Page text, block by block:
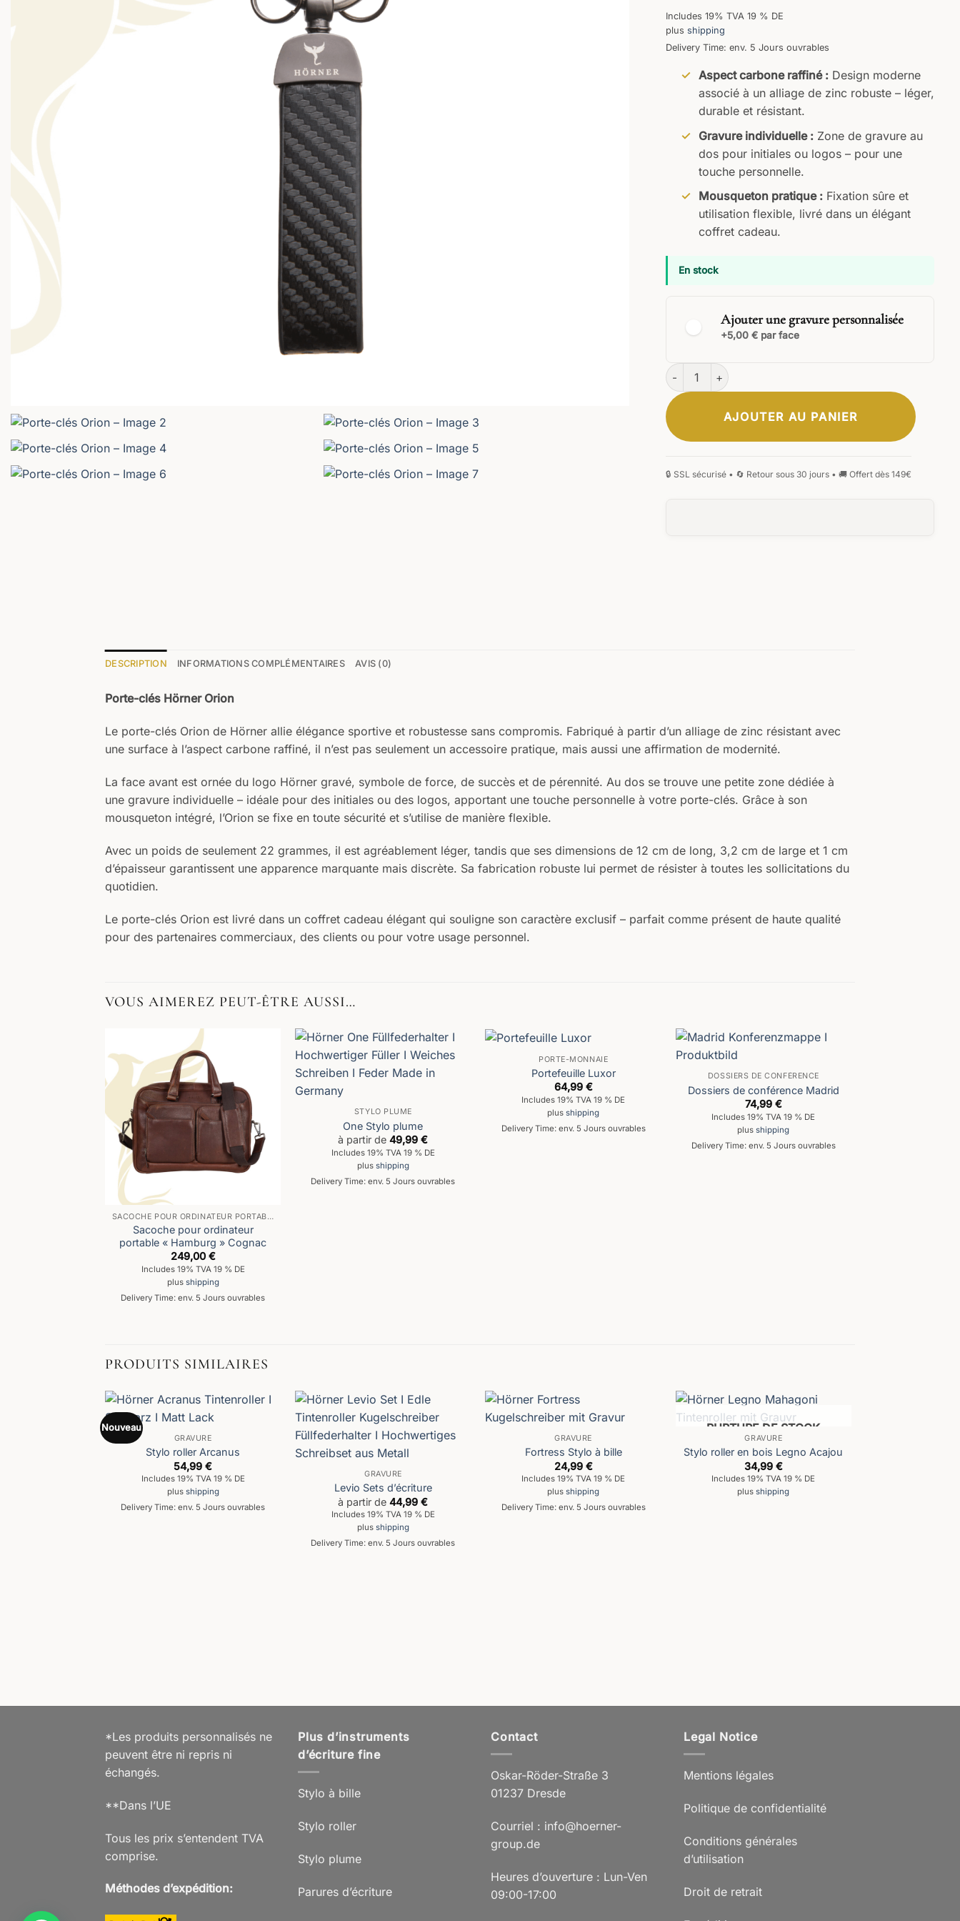
Includes 19% TVA 19 % DE
plus shipping
Delivery Time: env. 5 Jours ouvrables
Aspect carbone raffiné :Design moderne
associé à un alliage de zinc robuste – léger,
durable et résistant.
Gravure individuelle :Zone de gravure au
dos pour initiales ou logos – pour une
touche personnelle.
Mousqueton pratique :Fixation sûre et
utilisation flexible, livré dans un élégant
coffret cadeau.
En stock
Ajouter une gravure personnalisée
+5,00 € par face
ÉLÉGANTE SIGNATURE
MONOGRAMME MANUSCRITE GOTHIQUE
quantité de Porte-clés Orion
AJOUTER AU PANIER
DESCRIPTION INFORMATIONS COMPLÉMENTAIRES AVIS (0)
Porte-clés Hörner Orion
Le porte-clés Orion de Hörner allie élégance sportive et robustesse sans compromis. Fabriqué à partir d’un alliage de zinc résistant avec
une surface à l’aspect carbone raffiné, il n’est pas seulement un accessoire pratique, mais aussi une affirmation de modernité.
La face avant est ornée du logo Hörner gravé, symbole de force, de succès et de pérennité. Au dos se trouve une petite zone dédiée à
une gravure individuelle – idéale pour des initiales ou des logos, apportant une touche personnelle à votre porte-clés. Grâce à son
mousqueton intégré, l’Orion se fixe en toute sécurité et s’utilise de manière flexible.
Avec un poids de seulement 22 grammes, il est agréablement léger, tandis que ses dimensions de 12 cm de long, 3,2 cm de large et 1 cm
d’épaisseur garantissent une apparence marquante mais discrète. Sa fabrication robuste lui permet de résister à toutes les sollicitations du
quotidien.
Le porte-clés Orion est livré dans un coffret cadeau élégant qui souligne son caractère exclusif – parfait comme présent de haute qualité
pour des partenaires commerciaux, des clients ou pour votre usage personnel.
VOUS AIMEREZ PEUT-ÊTRE AUSSI…
SACOCHE POUR ORDINATEUR PORTABLE
Sacoche pour ordinateur
portable « Hamburg » Cognac
249,00 €
Includes 19% TVA 19 % DE
plus shipping
Delivery Time: env. 5 Jours ouvrables
STYLO PLUME
One Stylo plume
à partir de49,99€
Includes 19% TVA 19 % DE
plus shipping
Delivery Time: env. 5 Jours ouvrables
PORTE-MONNAIE
Portefeuille Luxor
64,99 €
Includes 19% TVA 19 % DE
plusshipping
Delivery Time: env. 5 Jours ouvrables
DOSSIERS DE CONFÉRENCE
Dossiers de conférence Madrid
74,99 €
Includes 19% TVA 19 % DE
plusshipping
Delivery Time: env. 5 Jours ouvrables
PRODUITS SIMILAIRES
Nouveau
GRAVURE
Stylo roller Arcanus
54,99€
Includes 19% TVA 19 % DE
plus shipping
Delivery Time: env. 5 Jours ouvrables
GRAVURE
Levio Sets d’écriture
à partir de44,99€
Includes 19% TVA 19 % DE
plus shipping
Delivery Time: env. 5 Jours ouvrables
GRAVURE
Fortress Stylo à bille
24,99 €
Includes 19% TVA 19 % DE
plusshipping
Delivery Time: env. 5 Jours ouvrables
RUPTURE DE STOCK
GRAVURE
Stylo roller en bois Legno Acajou
34,99 €
Includes 19% TVA 19 % DE
plusshipping
*Les produits personnalisés ne
peuvent être ni repris ni
échangés.
**Dans l’UE
Tous les prix s’entendent TVA
comprise.
Méthodes d’expédition:
Plus d’instruments
d’écriture fine
Stylo à bille
Stylo roller
Stylo plume
Parures d’écriture
Contact
Oskar-Röder-Straße 3
01237 Dresde
Courriel : info@hoerner-
group.de
Heures d’ouverture : Lun-Ven
09:00-17:00
Legal Notice
Mentions légales
Politique de confidentialité
Conditions générales
d’utilisation
Droit de retrait